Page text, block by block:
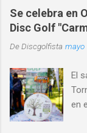
Se celebra en
Disc Golf
DeDiscgolfista mayo
El
en